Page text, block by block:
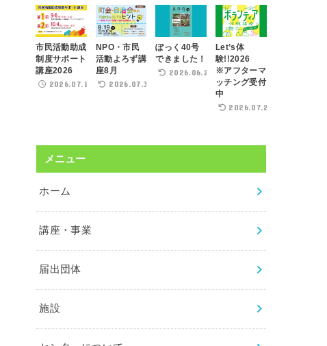
市民活動助成
制度サポート
講座2026
2026.07.21
NPO・市民
活動よろず講
座8月
2026.07.31
ぽっく40号
できました！
2026.06.22
Let’s体
験!!2026
※アフターマ
ッチング受付
中
2026.07.29
メニュー
ホーム
講座・事業
届出団体
施設